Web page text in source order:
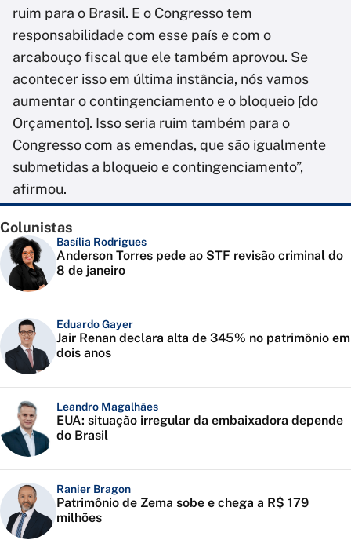
ruim para o Brasil. E o Congresso tem
responsabilidade com esse país e com o
arcabouço fiscal que ele também aprovou. Se
acontecer isso em última instância, nós vamos
aumentar o contingenciamento e o bloqueio [do
Orçamento]. Isso seria ruim também para o
Congresso com as emendas, que são igualmente
submetidas a bloqueio e contingenciamento”,
afirmou.
Colunistas
Basília Rodrigues
Anderson Torres pede ao STF revisão criminal do
8 de janeiro
Eduardo Gayer
Jair Renan declara alta de 345% no patrimônio em
dois anos
Leandro Magalhães
EUA: situação irregular da embaixadora depende
do Brasil
Ranier Bragon
Patrimônio de Zema sobe e chega a R$ 179
milhões